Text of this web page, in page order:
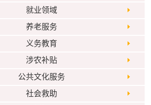
就业领域
养老服务
义务教育
涉农补贴
公共文化服务
社会救助